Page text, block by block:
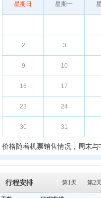
星期日 星期一
2 3
9 10
16 17
23 24
30 31
价格随着机票销售情况，周末
行程安排 第1天 第2天